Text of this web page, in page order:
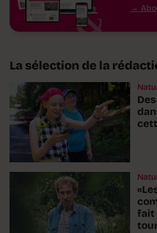
La sélection de la
fait